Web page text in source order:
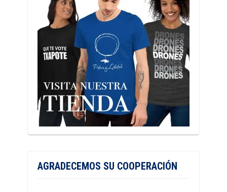
AGRADECEMOS SU COOPERACIÓN